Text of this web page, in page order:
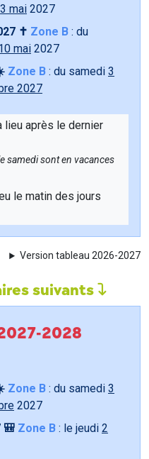
3 mai 2027
✝️ Zone B : du
mai 2027
Zone B : du samedi 3
2027
lieu après le dernier
samedi sont en vacances
le matin des jours
Version tableau 2026-2027
suivants
2028
Zone B : du samedi 3
2027
🎒 Zone B : le jeudi 2